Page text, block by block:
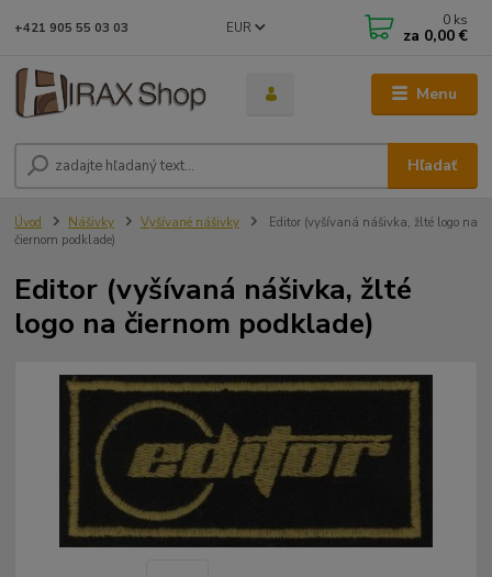
Menu
EUR
Hľadať
+421 905 55 03 03 0 ks
za 0,00 €
Úvod Nášivky Vyšívané nášivky
Editor (vyšívaná nášivka, žlté logo na
čiernom podklade)
Editor (vyšívaná nášivka, žlté
logo na čiernom podklade)